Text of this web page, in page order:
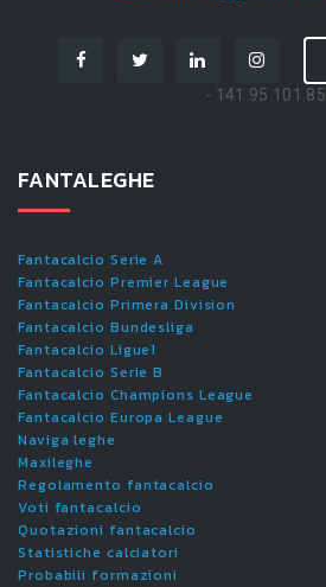
- 141.95.101.85
FANTALEGHE
Fantacalcio Serie A
Fantacalcio Premier League
Fantacalcio Primera Division
Fantacalcio Bundesliga
Fantacalcio Ligue1
Fantacalcio Serie B
Fantacalcio Champions League
Fantacalcio Europa League
Naviga leghe
Maxileghe
Regolamento fantacalcio
Voti fantacalcio
Quotazioni fantacalcio
Statistiche calciatori
Probabili formazioni